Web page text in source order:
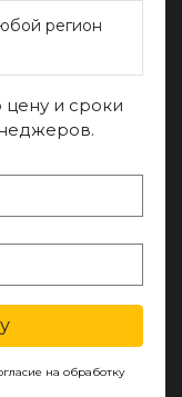
регион
цену и сроки
на обработку